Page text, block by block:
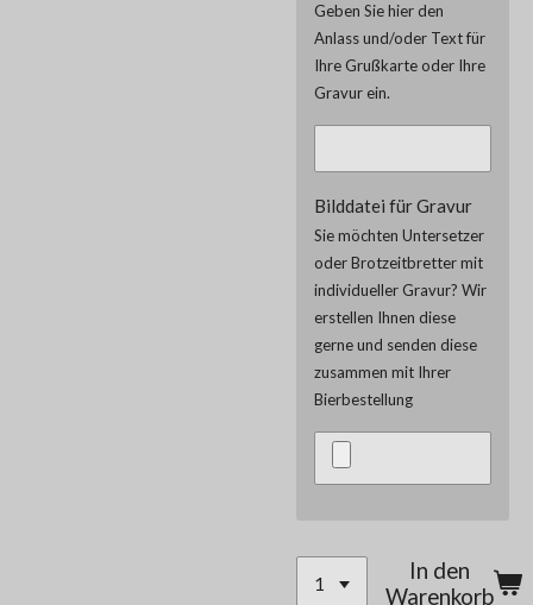
Geben Sie hier den
Anlass und/oder Text für
Ihre Grußkarte oder Ihre
Gravur ein.
Bilddatei für Gravur
Sie möchten Untersetzer
oder Brotzeitbretter mit
individueller Gravur? Wir
erstellen Ihnen diese
gerne und senden diese
zusammen mit Ihrer
Bierbestellung
In den
Warenkorb